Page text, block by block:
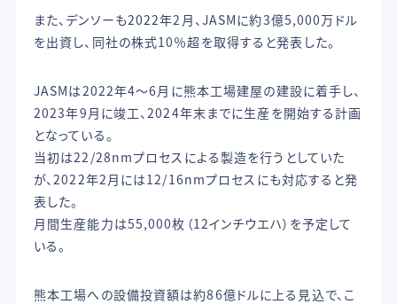
また、デンソーも2022年2月、JASMに約3億5,000万ドル
を出資し、同社の株式10％超を取得すると発表した。
JASMは2022年4〜6月に熊本工場建屋の建設に着手し、
2023年9月に竣工、2024年末までに生産を開始する計画
となっている。
当初は22/28nmプロセスによる製造を行うとしていた
が、2022年2月には12/16nmプロセスにも対応すると発
表した。
月間生産能力は55,000枚（12インチウエハ）を予定して
いる。
熊本工場への設備投資額は約86億ドルに上る見込で、こ